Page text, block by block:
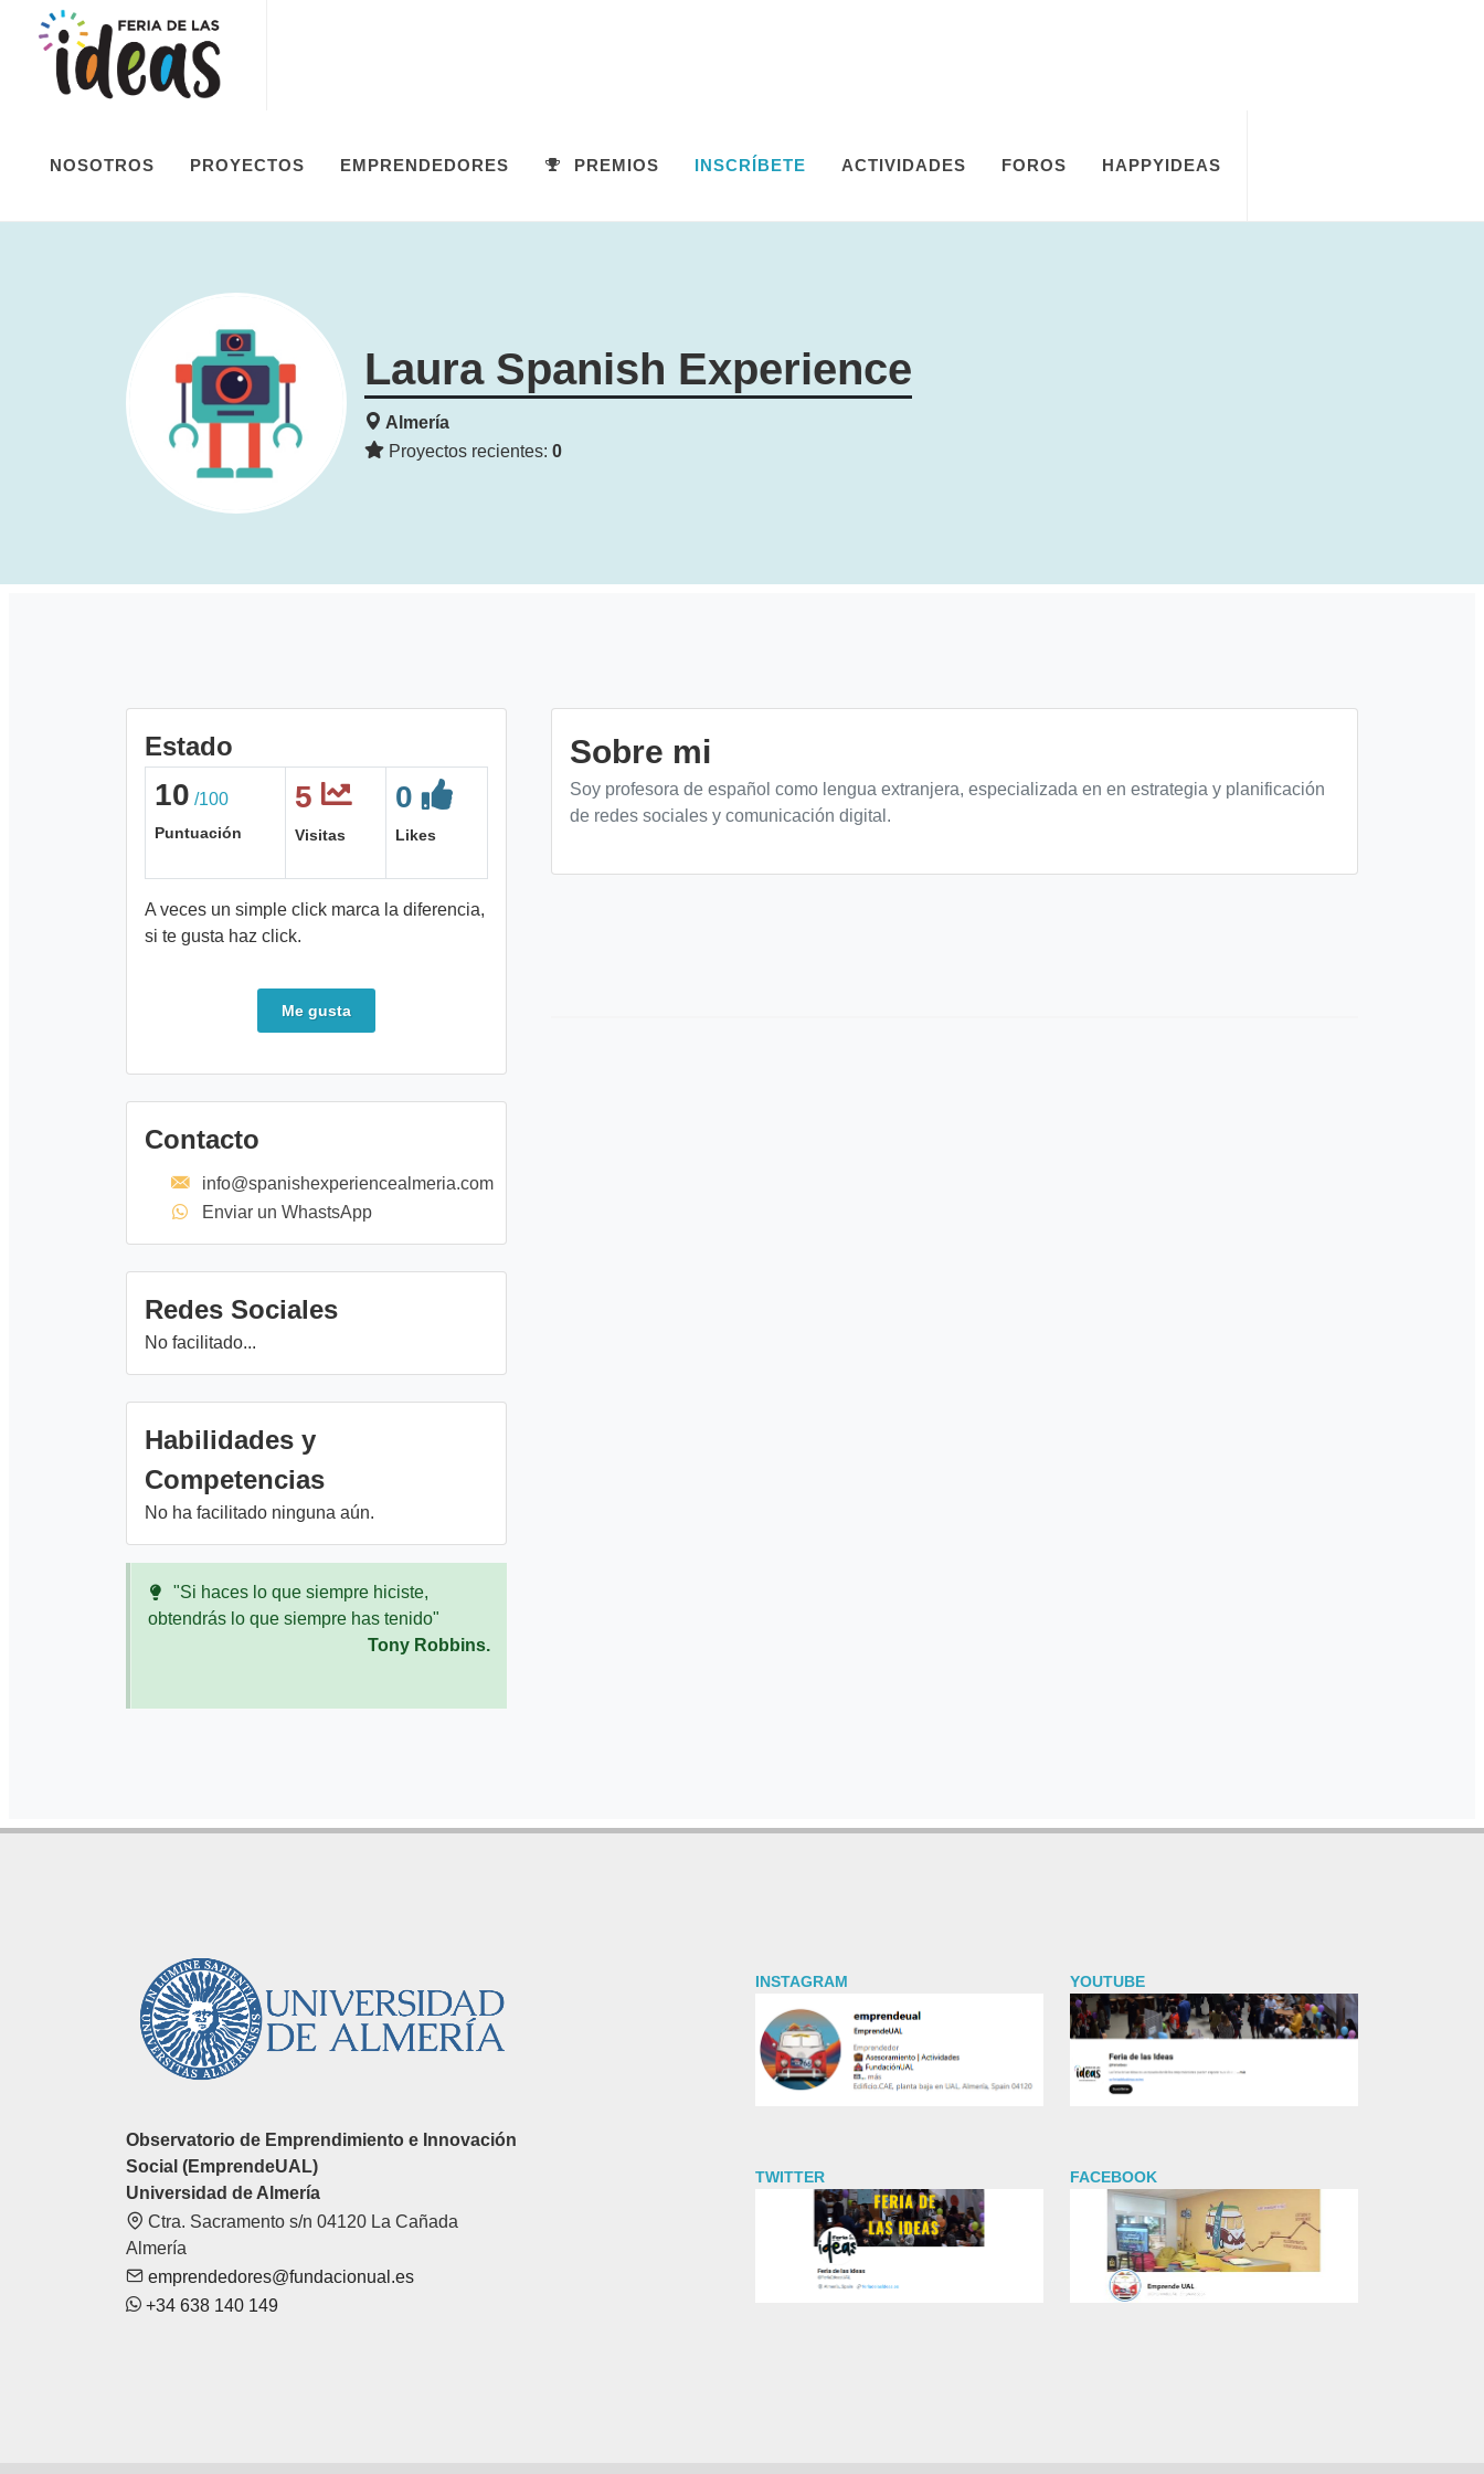
NOSOTROS PROYECTOS EMPRENDEDORES PREMIOS INSCRÍBETE ACTIVIDADES FOROS HAPPYIDEAS
Laura Spanish Experience
Almería
Proyectos recientes: 0
Estado
10 /100
Puntuación
5
Visitas
0
Likes
A veces un simple click marca la diferencia,
si te gusta haz click.
Me gusta
Contacto
info@spanishexperiencealmeria.com
Enviar un WhastsApp
Redes Sociales
No facilitado...
Habilidades y
Competencias
No ha facilitado ninguna aún.
"Si haces lo que siempre hiciste,
obtendrás lo que siempre has tenido"
Tony Robbins.
Sobre mi
Soy profesora de español como lengua extranjera, especializada en en estrategia y planificación
de redes sociales y comunicación digital.
Observatorio de Emprendimiento e Innovación
Social (EmprendeUAL)
Universidad de Almería
Ctra. Sacramento s/n 04120 La Cañada
Almería
emprendedores@fundacionual.es
+34 638 140 149
INSTAGRAM
TWITTER
YOUTUBE
FACEBOOK